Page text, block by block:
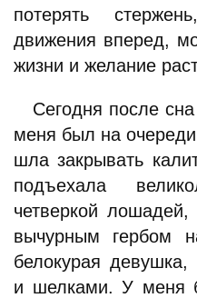
потерять
движения вперед,
жизни и желание
Сегодня после
меня был на
шла закрывать
подъехала
четверкой
вычурным гербом
белокурая девушка,
и шелками. У меня